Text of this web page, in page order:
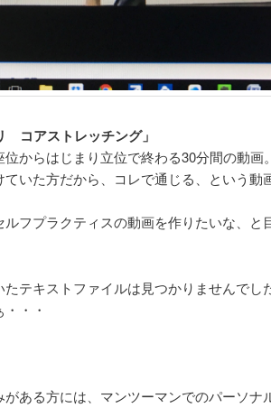
コアストレッチング」
からはじまり立位で終わる30分間の動画。
いた方だから、コレで通じる、という動
ルフプラクティスの動画を作りたいな、と
テキストファイルは見つかりませんでした
・・
ある方には、マンツーマンでのパーソナ